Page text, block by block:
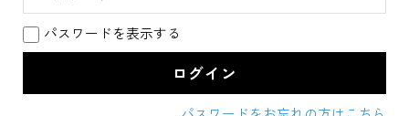
パスワードを表示する